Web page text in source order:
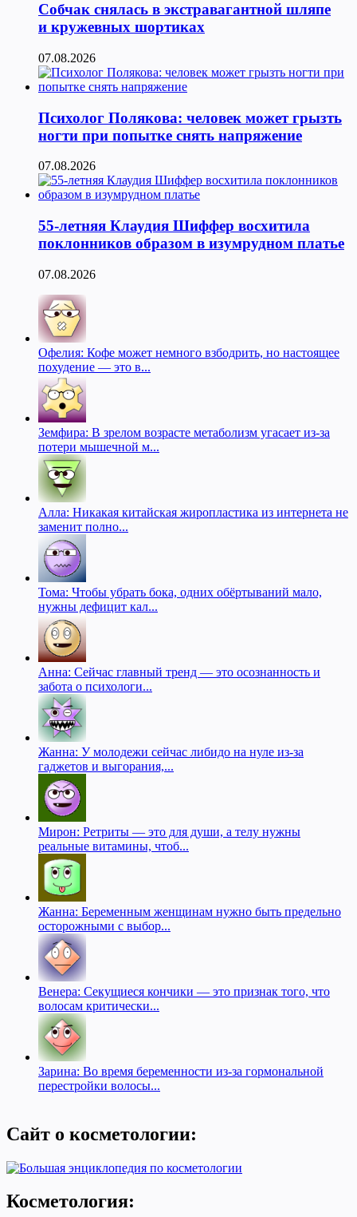
Собчак снялась в экстравагантной шляпе
и кружевных шортиках
07.08.2026
Психолог Полякова: человек может грызть
ногти при попытке снять напряжение
07.08.2026
55-летняя Клаудия Шиффер восхитила
поклонников образом в изумрудном платье
07.08.2026
Офелия: Кофе может немного взбодрить, но настоящее
похудение — это в...
Земфира: В зрелом возрасте метаболизм угасает из-за
потери мышечной м...
Алла: Никакая китайская жиропластика из интернета не
заменит полно...
Тома: Чтобы убрать бока, одних обёртываний мало,
нужны дефицит кал...
Анна: Сейчас главный тренд — это осознанность и
забота о психологи...
Жанна: У молодежи сейчас либидо на нуле из-за
гаджетов и выгорания,...
Мирон: Ретриты — это для души, а телу нужны
реальные витамины, чтоб...
Жанна: Беременным женщинам нужно быть предельно
осторожными с выбор...
Венера: Секущиеся кончики — это признак того, что
волосам критически...
Зарина: Во время беременности из-за гормональной
перестройки волосы...
Сайт о косметологии:
Косметология: